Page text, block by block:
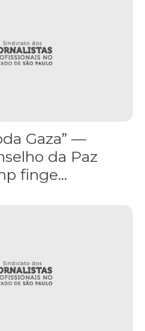
Gaza” —
da Paz
finge...